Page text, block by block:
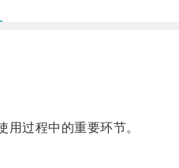
过程中的重要环节。